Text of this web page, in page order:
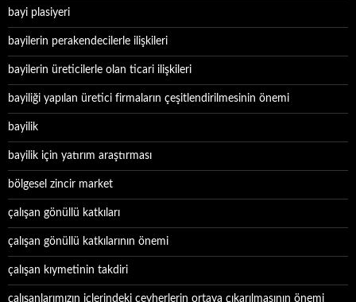
bayi plasiyeri
bayilerin perakendecilerle ilişkileri
bayilerin üreticilerle olan ticari ilişkileri
bayiliği yapılan üretici firmaların çeşitlendirilmesinin önemi
bayilik
bayilik için yatırım araştırması
bölgesel zincir market
çalışan gönüllü katkıları
çalışan gönüllü katkılarının önemi
çalışan kıymetinin takdiri
çalışanlarımızın içlerindeki cevherlerin ortaya çıkarılmasının önemi